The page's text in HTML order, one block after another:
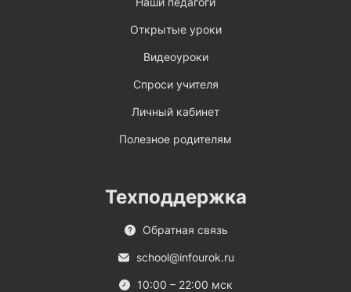
Открытые уроки
Видеоуроки
Спроси учителя
Личный кабинет
Полезное родителям
Техподдержка
Обратная связь
school@infourok.ru
10:00 – 22:00 мск